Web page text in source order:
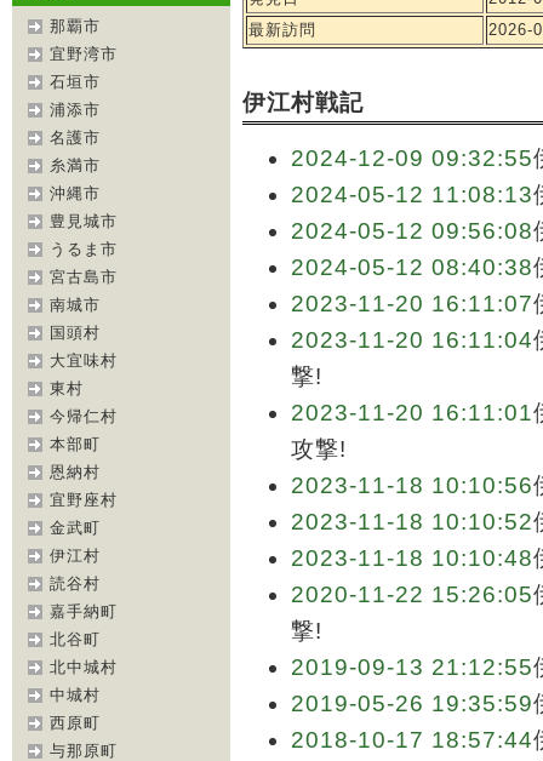
那覇市
宜野湾市
石垣市
浦添市
名護市
糸満市
沖縄市
豊見城市
うるま市
宮古島市
南城市
国頭村
大宜味村
東村
今帰仁村
本部町
恩納村
宜野座村
金武町
伊江村
読谷村
嘉手納町
北谷町
北中城村
中城村
西原町
与那原町
最新訪問
2026-
伊江村戦記
2024-12-09 09:32:55
2024-05-12 11:08:13
2024-05-12 09:56:08
2024-05-12 08:40:38
2023-11-20 16:11:07
2023-11-20 16:11:04
撃!
2023-11-20 16:11:01
攻撃!
2023-11-18 10:10:56
2023-11-18 10:10:52
2023-11-18 10:10:48
2020-11-22 15:26:05
撃!
2019-09-13 21:12:55
2019-05-26 19:35:59
2018-10-17 18:57:44